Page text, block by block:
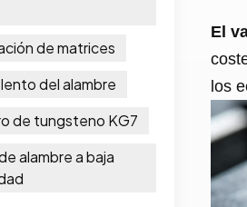
El
los
de matrices
del alambre
de tungsteno KG7
alambre a baja